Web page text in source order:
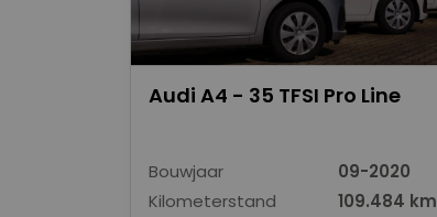
Audi A4 - 35 TFSI Pro Line
Bouwjaar
09-2020
Kilometerstand
109.484 km